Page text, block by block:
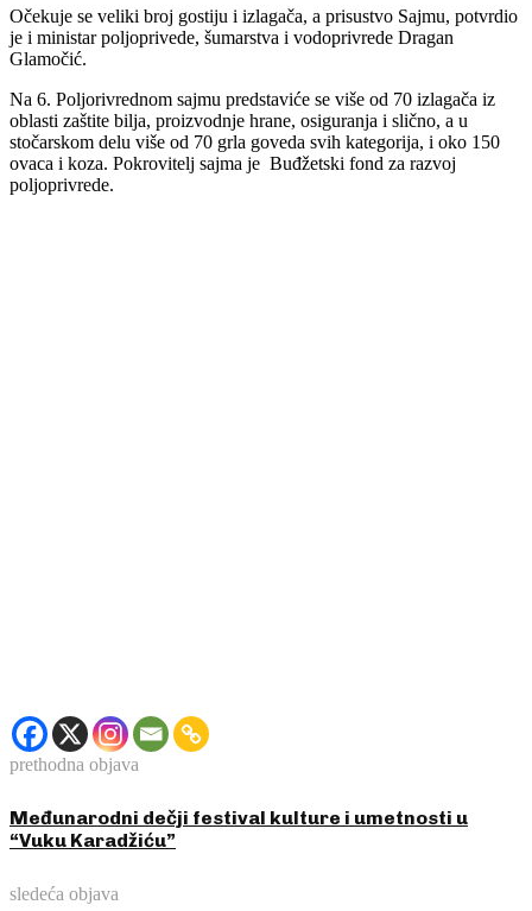
Očekuje se veliki broj gostiju i izlagača, a prisustvo Sajmu, potvrdio
je i ministar poljoprivede, šumarstva i vodoprivrede Dragan
Glamočić.
Na 6. Poljorivrednom sajmu predstaviće se više od 70 izlagača iz
oblasti zaštite bilja, proizvodnje hrane, osiguranja i slično, a u
stočarskom delu više od 70 grla goveda svih kategorija, i oko 150
ovaca i koza. Pokrovitelj sajma je Buđžetski fond za razvoj
poljoprivrede.
prethodna objava
Međunarodni dečji festival kulture i umetnosti u
“Vuku Karadžiću”
sledeća objava